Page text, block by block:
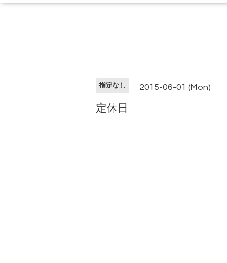
指定なし 2015-06-01 (Mon)
定休日